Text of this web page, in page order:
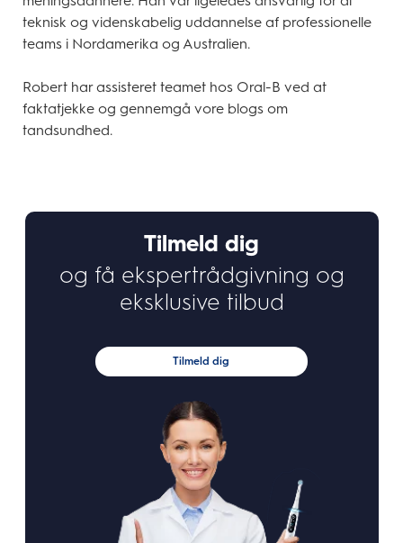
teknisk og videnskabelig uddannelse af professionelle
teams i Nordamerika og Australien.
Robert har assisteret teamet hos Oral-B ved at
faktatjekke og gennemgå vore blogs om
tandsundhed.
Tilmeld dig
og få ekspertrådgivning og
eksklusive tilbud
Tilmeld dig